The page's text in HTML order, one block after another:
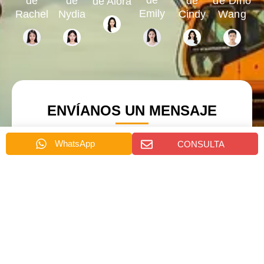
Rachel
Nydia
Emily
Cindy
Wang
ENVÍANOS UN MENSAJE
WhatsApp CONSULTA